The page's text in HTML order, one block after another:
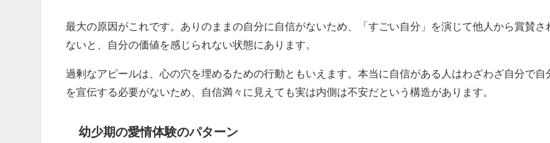
最大の原因がこれです。ありのままの自分に自信がないため、「すごい自分」を演じて他人から賞賛さ
ないと、自分の価値を感じられない状態にあります。
過剰なアピールは、心の穴を埋めるための行動ともいえます。本当に自信がある人はわざわざ自分で自
を宣伝する必要がないため、自信満々に見えても実は内側は不安だという構造があります。
幼少期の愛情体験のパターン